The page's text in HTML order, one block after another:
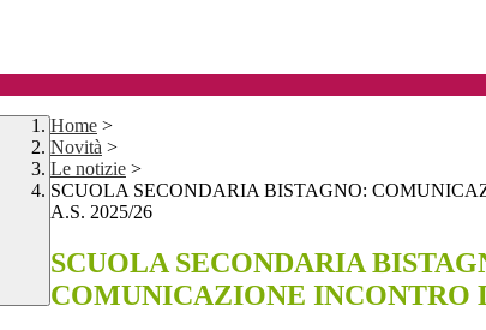
Home >
Novità >
Le notizie >
SCUOLA SECONDARIA BISTAGNO:
A.S. 2025/26
SCUOLA SECONDARIA
COMUNICAZIONE INCONTRO